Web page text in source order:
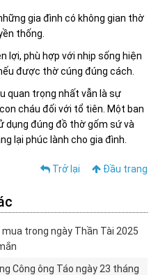
gia đình có không gian thờ
thống.
lợi, phù hợp với nhịp sống hiện
được thờ cúng đúng cách.
quan trọng nhất vẫn là sự
cháu đối với tổ tiên. Một ban
đúng đồ thờ gốm sứ và
lại phúc lành cho gia đình.
Trở lại Đầu trang
trong ngày Thần Tài 2025
Công ông Táo ngày 23 tháng